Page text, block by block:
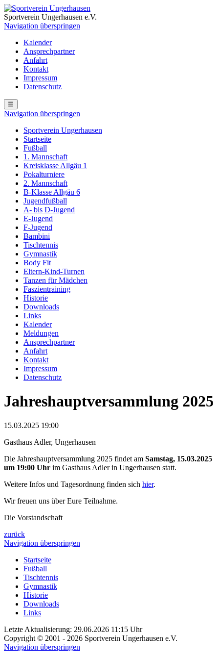
Sportverein Ungerhausen e.V.
Navigation überspringen
Kalender
Ansprechpartner
Anfahrt
Kontakt
Impressum
Datenschutz
☰
Navigation überspringen
Sportverein Ungerhausen
Startseite
Fußball
1. Mannschaft
Kreisklasse Allgäu 1
Pokalturniere
2. Mannschaft
B-Klasse Allgäu 6
Jugendfußball
A- bis D-Jugend
E-Jugend
F-Jugend
Bambini
Tischtennis
Gymnastik
Body Fit
Eltern-Kind-Turnen
Tanzen für Mädchen
Faszientraining
Historie
Downloads
Links
Kalender
Meldungen
Ansprechpartner
Anfahrt
Kontakt
Impressum
Datenschutz
Jahreshauptversammlung 2025
15.03.2025 19:00
Gasthaus Adler, Ungerhausen
Die Jahreshauptversammlung 2025 findet am Samstag, 15.03.2025
um 19:00 Uhr im Gasthaus Adler in Ungerhausen statt.
Weitere Infos und Tagesordnung finden sich hier.
Wir freuen uns über Eure Teilnahme.
Die Vorstandschaft
zurück
Navigation überspringen
Startseite
Fußball
Tischtennis
Gymnastik
Historie
Downloads
Links
Letzte Aktualisierung: 29.06.2026 11:15 Uhr
Copyright © 2001 - 2026 Sportverein Ungerhausen e.V.
Navigation überspringen